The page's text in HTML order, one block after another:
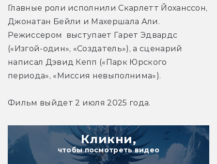
Главные роли исполнили Скарлетт Йоханссон,
Джонатан Бейли и Махершала Али.
Режиссером  выступает Гарет Эдвардс
(«Изгой-один», «Создатель»), а сценарий
написал Дэвид Кепп («Парк Юрского
периода», «Миссия невыполнима»).
Фильм выйдет 2 июля 2025 года.
Кликни,
чтобы посмотреть видео